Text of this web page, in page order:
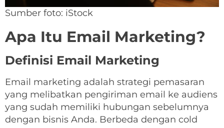
Sumber foto: iStock
Apa Itu Email Marketing?
Definisi Email Marketing
Email marketing adalah strategi pemasaran
yang melibatkan pengiriman email ke audiens
yang sudah memiliki hubungan sebelumnya
dengan bisnis Anda. Berbeda dengan cold